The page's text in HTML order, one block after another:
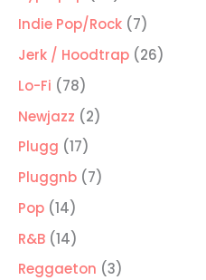
productos
Indie Pop/Rock 77
productos
Jerk / Hoodtrap 2626
Lo-Fi 7878
productos
Newjazz 22
Plugg 1717
productos
Pluggnb 77
Pop 1414
productos
R&B 1414
productos
Reggaeton 33